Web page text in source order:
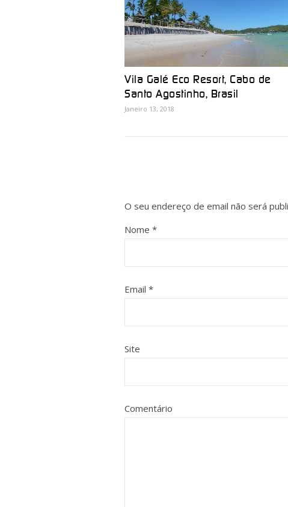
Vila Galé Eco Resort, Cabo de
Santo Agostinho, Brasil
Janeiro 13, 2018
O seu endereço de email não será
Nome *
Email *
Site
Comentário